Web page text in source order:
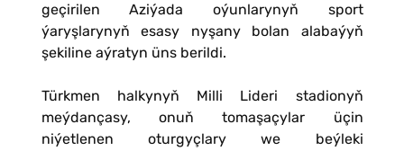
geçirilen Aziýada oýunlarynyň sport
ýaryşlarynyň esasy nyşany bolan alabaýyň
şekiline aýratyn üns berildi.
Türkmen halkynyň Milli Lideri stadionyň
meýdançasy, onuň tomaşaçylar üçin
niýetlenen oturgyçlary we beýleki